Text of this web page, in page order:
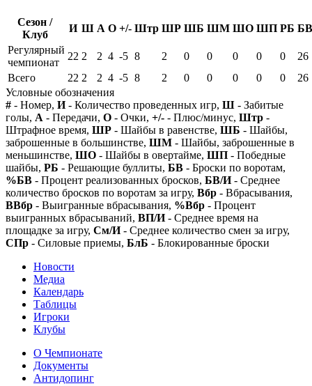
Сезон /
Клуб
И Ш А О +/- Штр ШР ШБ ШМ ШО ШП РБ БВ
Регулярный
чемпионат
22 2 2 4 -5 8 2 0 0 0 0 0
26
Всего
22 2 2 4 -5 8 2 0 0 0 0 0
26
Условные обозначения
# - Номер, И- Количество проведенных игр, Ш - Забитые
голы, А - Передачи, О - Очки, +/- - Плюс/минус, Штр -
Штрафное время, ШР - Шайбы в равенстве, ШБ - Шайбы,
заброшенные в большинстве, ШМ - Шайбы, заброшенные в
меньшинстве, ШО - Шайбы в овертайме, ШП - Победные
шайбы, РБ - Решающие буллиты, БВ - Броски по воротам,
%БВ - Процент реализованных бросков, БВ/И- Среднее
количество бросков по воротам за игру, Вбр - Вбрасывания,
ВВбр - Выигранные вбрасывания, %Вбр - Процент
выигранных вбрасываний, ВП/И- Среднее время на
площадке за игру, См/И- Среднее количество смен за игру,
СПр - Силовые приемы, БлБ - Блокированные броски
Новости
Медиа
Календарь
Таблицы
Игроки
Клубы
О Чемпионате
Документы
Антидопинг